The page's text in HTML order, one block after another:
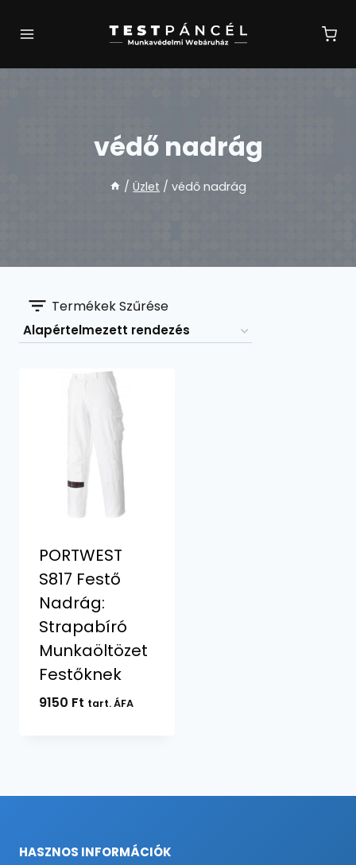
védő nadrág
/ Üzlet / védő nadrág
Termékek Szűrése
PORTWEST
S817 Festő
Nadrág:
Strapabíró
Munkaöltözet
Festőknek
9150 Ft tart. ÁFA
HASZNOS INFORMÁCIÓK